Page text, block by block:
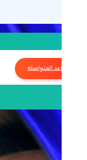
المواعد المتواصله